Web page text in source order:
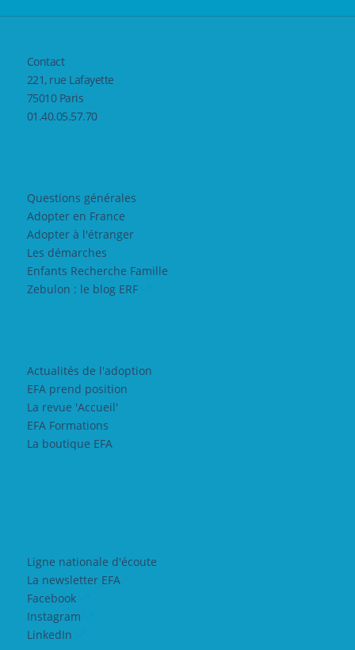
Contact
221, rue Lafayette
75010 Paris
01.40.05.57.70
Questions générales
Adopter en France
Adopter à l'étranger
Les démarches
Enfants Recherche Famille
Zebulon : le blog ERF
Actualités de l'adoption
EFA prend position
La revue 'Accueil'
EFA Formations
La boutique EFA
Ligne nationale d'écoute
La newsletter EFA
Facebook
Instagram
LinkedIn